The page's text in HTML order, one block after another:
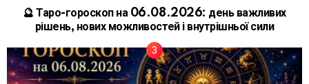
🔮 Таро-гороскоп на 06.08.2026: день важливих
рішень, нових можливостей і внутрішньої сили